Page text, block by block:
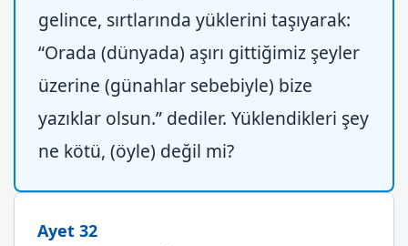
gelince, sırtlarında yüklerini taşıyarak:
“Orada (dünyada) aşırı gittiğimiz şeyler
üzerine (günahlar sebebiyle) bize
yazıklar olsun.” dediler. Yüklendikleri şey
ne kötü, (öyle) değil mi?
Ayet 32